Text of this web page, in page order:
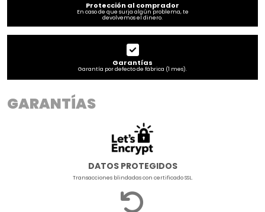
Protección al comprador
En caso de que surja algún problema, te
devolvemos el dinero.
Garantías
Garantía por defecto de fábrica (1 mes).
GARANTÍAS
DATOS PROTEGIDOS
Transacciones blindadas con certificado SSL.